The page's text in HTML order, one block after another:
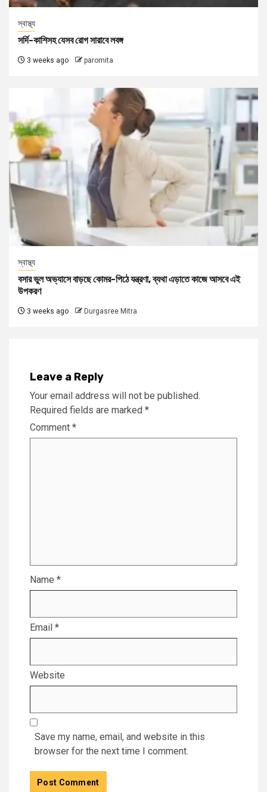
স্বাস্থ্য
সর্দি-কাশিসহ যেসব রোগ সারাবে লবঙ্গ
3 weeks ago paromita
স্বাস্থ্য
বসার ভুল অভ্যাসে বাড়ছে কোমর-পিঠে যন্ত্রণা, ব্যথা এড়াতে কাজে আসবে এই
উপকরণ
3 weeks ago Durgasree Mitra
Leave a Reply
Your email address will not be published.
Required fields are marked *
Comment *
Name *
Email *
Website
Save my name, email, and website in this
browser for the next time I comment.